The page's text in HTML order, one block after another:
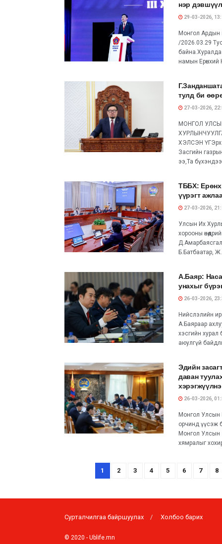
нэр
29-03-2026,
Монгол Ардын
/2026.03.29
намын Ерөнхий
тулд би
27-03-2026,
МОНГОЛ
ХЭЛСЭН
Засгийн
ээ,Та
ТББХ:
үүрэгт
27-03-2026,
Улсын Их
хорооны
Б.Батбаатар,
А.Баяр:
унахыг
26-03-2026,
Нийслэлийн
А.Баяраар
хэсгийн хурал
аюулгүй
Эдийн
даван
хэрэгжүүлнэ
26-03-2026,
Монгол Улсын
орчинд үүсэж
Монгол Улсын
хямралыг
1 2 3 4 5 6 7 8
Сурталчилгаа байршуулах Холбоо барих
© 2020 - Ublife.mn